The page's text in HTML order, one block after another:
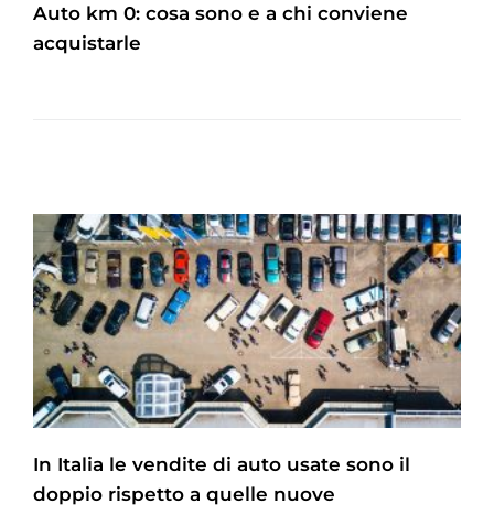
Auto km 0: cosa sono e a chi conviene
acquistarle
In Italia le vendite di auto usate sono il
doppio rispetto a quelle nuove